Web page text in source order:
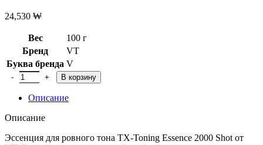
24,530 ₩
Вес
100 г
Бренд
VT
Буква бренда V
Количество товара Эссенция для ровного тона VT Cosmetics
В корзину
Описание
Описание
Эссенция для ровного тона TX-Toning Essence 2000 Shot от